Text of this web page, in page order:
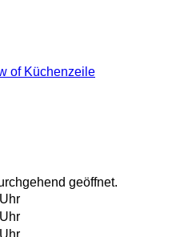
geöffnet.